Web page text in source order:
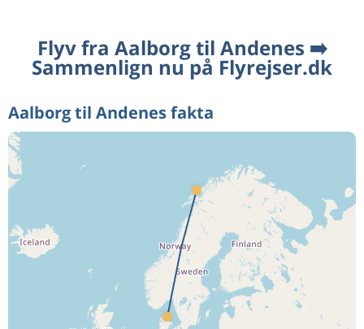
Flyv fra Aalborg til Andenes ➡️
Sammenlign nu på Flyrejser.dk
Aalborg til Andenes fakta